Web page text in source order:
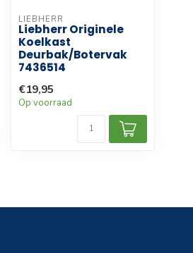
LIEBHERR
Liebherr Originele
Koelkast
Deurbak/Botervak
7436514
€19,95
Op voorraad